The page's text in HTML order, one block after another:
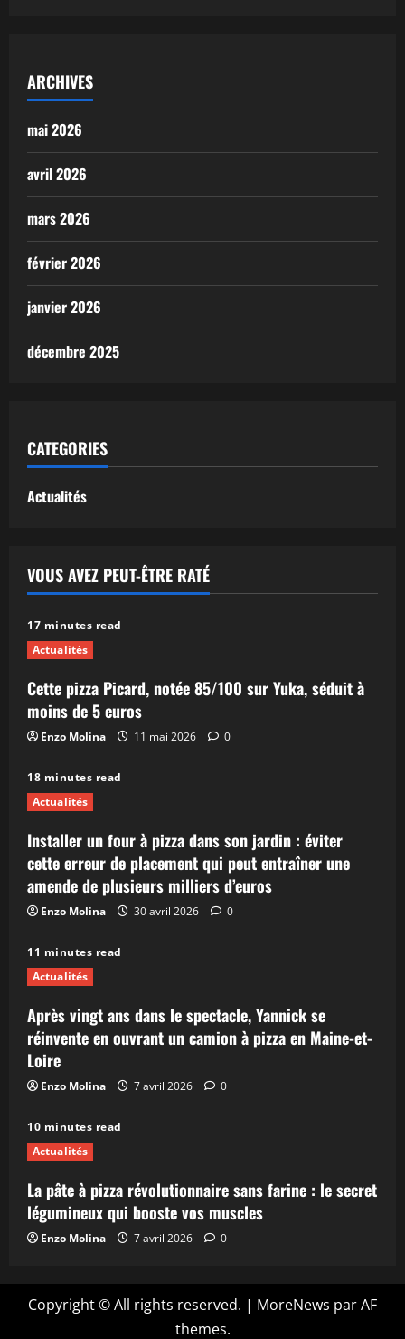
ARCHIVES
mai 2026
avril 2026
mars 2026
février 2026
janvier 2026
décembre 2025
CATEGORIES
Actualités
VOUS AVEZ PEUT-ÊTRE RATÉ
17 minutes read
Actualités
Cette pizza Picard, notée 85/100 sur Yuka, séduit à
moins de 5 euros
Enzo Molina 11 mai 2026 0
18 minutes read
Actualités
Installer un four à pizza dans son jardin : éviter
cette erreur de placement qui peut entraîner une
amende de plusieurs milliers d’euros
Enzo Molina 30 avril 2026 0
11 minutes read
Actualités
Après vingt ans dans le spectacle, Yannick se
réinvente en ouvrant un camion à pizza en Maine-et-
Loire
Enzo Molina 7 avril 2026 0
10 minutes read
Actualités
La pâte à pizza révolutionnaire sans farine : le secret
légumineux qui booste vos muscles
Enzo Molina 7 avril 2026 0
Copyright © All rights reserved. | MoreNews par AF
themes.